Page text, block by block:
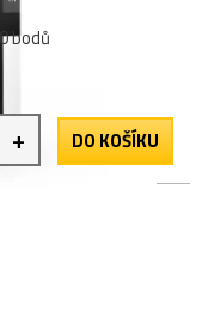
10 bodů
+ DO KOŠÍKU